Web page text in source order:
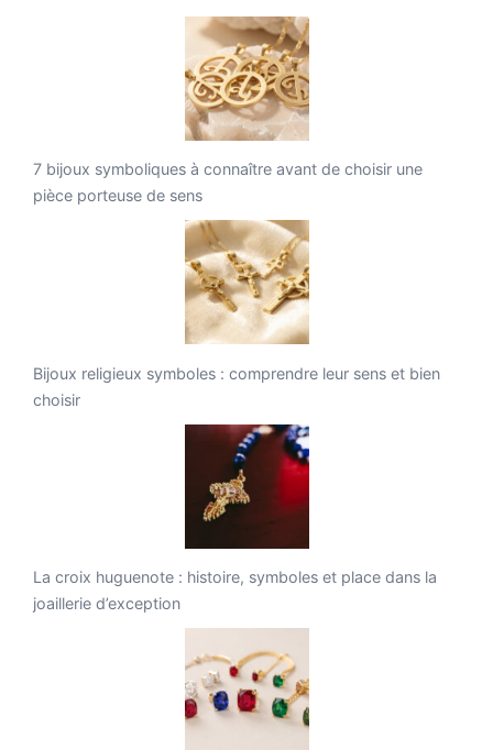
7 bijoux symboliques à connaître avant de choisir une
pièce porteuse de sens
Bijoux religieux symboles : comprendre leur sens et bien
choisir
La croix huguenote : histoire, symboles et place dans la
joaillerie d’exception